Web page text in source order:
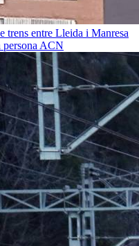
trens entre Lleida i Manresa
ACN